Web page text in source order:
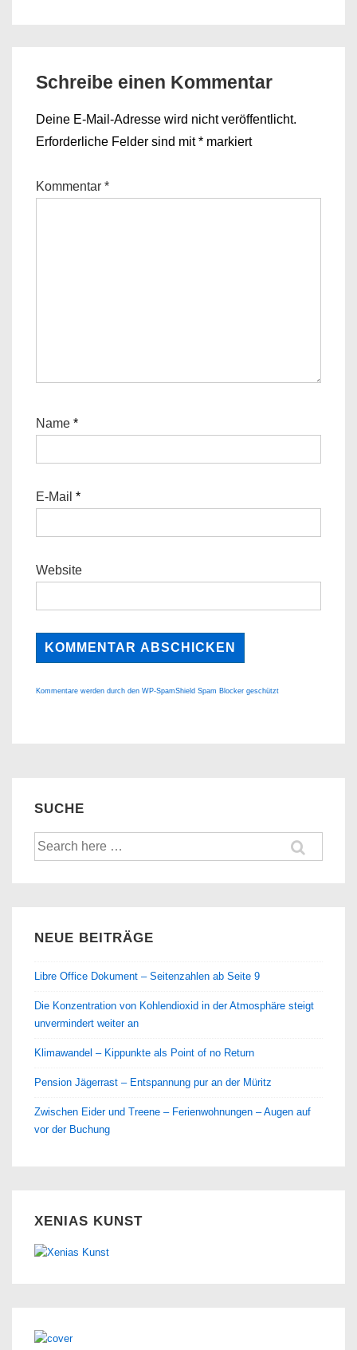
Schreibe einen Kommentar
Deine E-Mail-Adresse wird nicht veröffentlicht.
Erforderliche Felder sind mit* markiert
Kommentar *
Name *
E-Mail *
Website
Kommentare werden durch den WP-SpamShield Spam Blocker geschützt
SUCHE
Suche
nach:
NEUE BEITRÄGE
Libre Office Dokument – Seitenzahlen ab Seite 9
Die Konzentration von Kohlendioxid in der Atmosphäre steigt
unvermindert weiter an
Klimawandel – Kippunkte als Point of no Return
Pension Jägerrast – Entspannung pur an der Müritz
Zwischen Eider und Treene – Ferienwohnungen – Augen auf
vor der Buchung
XENIAS KUNST